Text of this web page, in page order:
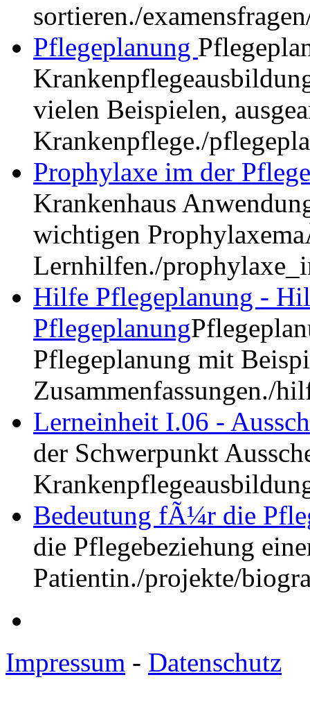
sortieren./
Pflegeplanung
vielen Beispielen,
Krankenpflege./
Prophylaxe im der Pflege
Krankenhaus
wichtigen
Lernhilfen./
Hilfe Pflegeplanung -
Pflegeplanung
Pflegeplanung mit
Zusammenfassungen./
Lerneinheit I.06 -
der Schwerpunkt
Bedeutung fÃ¼r die
die Pflegebeziehung
Patientin./projekte/
Impressum - Datenschutz